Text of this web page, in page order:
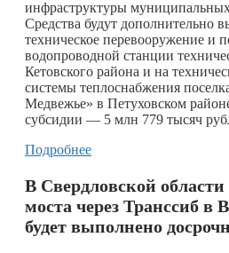
инфраструктуры
Средства будут дополнительно
техническое перевооружение и
водопроводной станции
Кетовского района и на
системы теплоснабжения
Медвежье» в Петуховском
субсидии — 5 млн 779 тысяч
Подробнее
В Свердловской области
моста через Транссиб в
будет выполнено